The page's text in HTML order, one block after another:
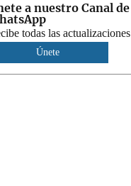
a nuestro Canal de
todas las actualizaciones
Únete